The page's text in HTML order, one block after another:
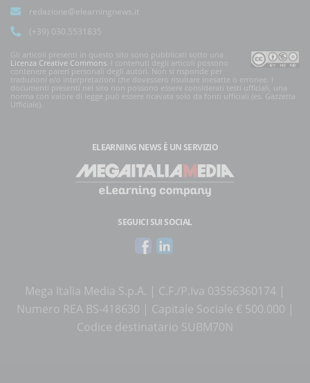
redazione@elearningnews.it
(+39) 030.5531835
Gli articoli presenti in questo sito sono pubblicati sotto una
Licenza Creative Commons. I contenuti degli articoli possono
contenere pareri personali degli autori. Non si risponde per
traduzioni e/o interpretazioni che dovessero risultare inesatte o erronee. I
documenti presenti nel sito non possono essere considerati testi ufficiali, una
norma con valore di legge può essere ricavata solo da fonti ufficiali (es. Gazzetta
Ufficiale).
ELEARNING NEWS È UN SERVIZIO
SEGUICI SUI SOCIAL
Mega Italia Media S.p.A. | C.F./P.Iva 03556360174 |
Numero REA BS-418630 | Capitale Sociale € 500.000 |
Codice destinatario SUBM70N